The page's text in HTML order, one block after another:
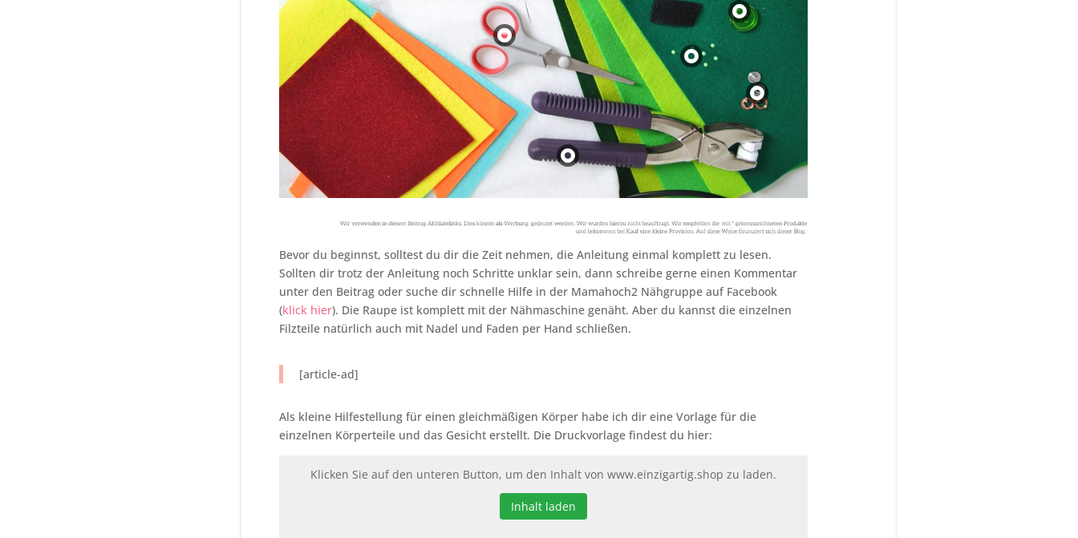
Bevor du beginnst, solltest du dir die Zeit nehmen, die Anleitung einmal komplett zu lesen.
Sollten dir trotz der Anleitung noch Schritte unklar sein, dann schreibe gerne einen Kommentar
unter den Beitrag oder suche dir schnelle Hilfe in der Mamahoch2 Nähgruppe auf Facebook
(klick hier). Die Raupe ist komplett mit der Nähmaschine genäht. Aber du kannst die einzelnen
Filzteile natürlich auch mit Nadel und Faden per Hand schließen.
[article-ad]
Als kleine Hilfestellung für einen gleichmäßigen Körper habe ich dir eine Vorlage für die
einzelnen Körperteile und das Gesicht erstellt. Die Druckvorlage findest du hier:
Klicken Sie auf den unteren Button, um den Inhalt von www.einzigartig.shop zu laden.
Inhalt laden